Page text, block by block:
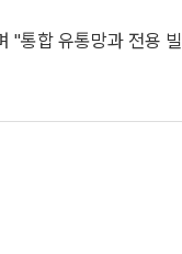
"통합 유통망과 전용 빌